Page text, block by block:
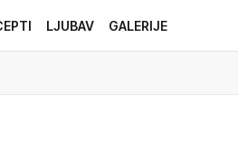
LJUBAV GALERIJE